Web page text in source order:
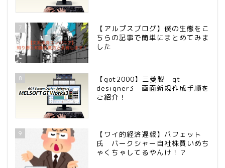
7
【アルプスブログ】僕の生態をこ
ちらの記事で簡単にまとめてみま
した
8
【got2000】三菱製 gt
designer3 画面新規作成手順を
ご紹介！
9
【ワイ的経済遅報】バフェット
氏 バークシャー自社株買いめち
ゃくちゃしてるやんけ！？